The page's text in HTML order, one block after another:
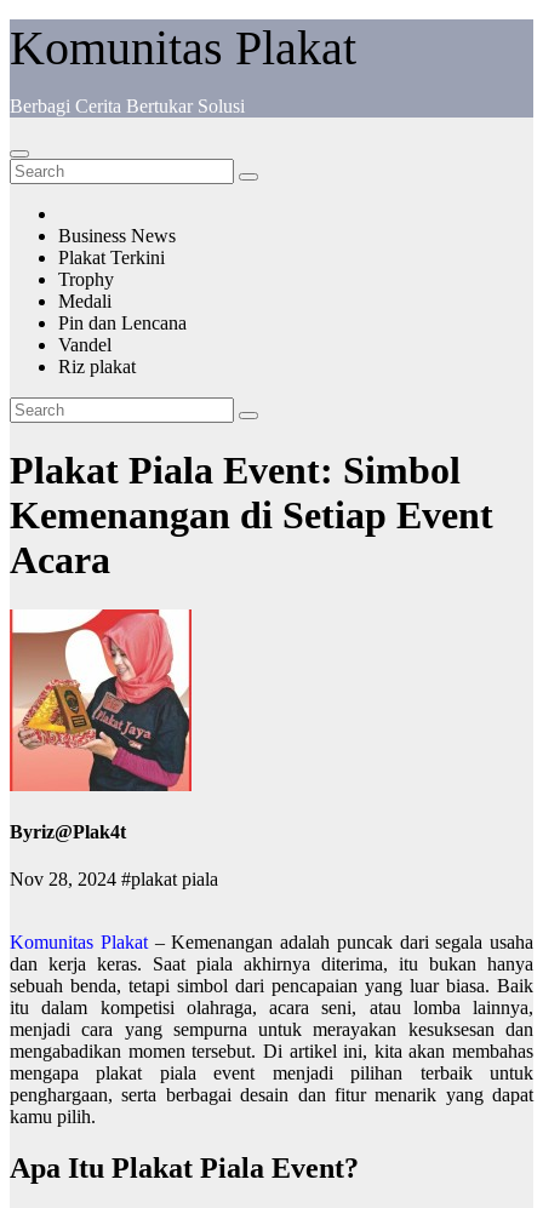
Komunitas Plakat
Berbagi Cerita Bertukar Solusi
Business News
Plakat Terkini
Trophy
Medali
Pin dan Lencana
Vandel
Riz plakat
Plakat Piala Event: Simbol
Kemenangan di Setiap Event
Acara
Byriz@Plak4t
Nov 28, 2024 #plakat piala
Komunitas Plakat – Kemenangan adalah puncak dari segala usaha
dan kerja keras. Saat piala akhirnya diterima, itu bukan hanya
sebuah benda, tetapi simbol dari pencapaian yang luar biasa. Baik
itu dalam kompetisi olahraga, acara seni, atau lomba lainnya,
menjadi cara yang sempurna untuk merayakan kesuksesan dan
mengabadikan momen tersebut. Di artikel ini, kita akan membahas
mengapa plakat piala event menjadi pilihan terbaik untuk
penghargaan, serta berbagai desain dan fitur menarik yang dapat
kamu pilih.
Apa Itu Plakat Piala Event?